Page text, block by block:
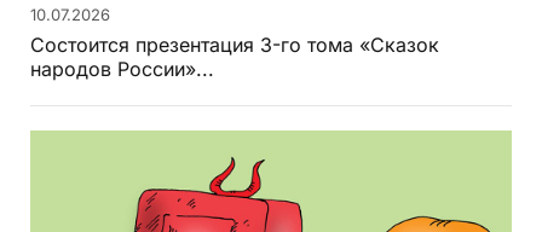
10.07.2026
Состоится презентация 3-го тома «Сказок
народов России»...